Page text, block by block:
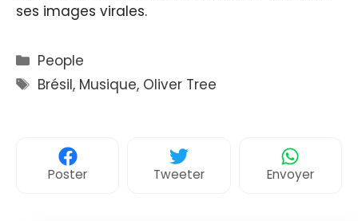
ses images virales.
Catégories
People
Étiquettes
Brésil, Musique, Oliver Tree
Poster Tweeter Envoyer